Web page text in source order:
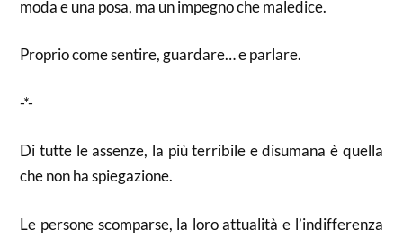
moda e una posa, ma un impegno che maledice.
Proprio come sentire, guardare… e parlare.
-*-
Di tutte le assenze, la più terribile e disumana è quella
che non ha spiegazione.
Le persone scomparse, la loro attualità e l’indifferenza